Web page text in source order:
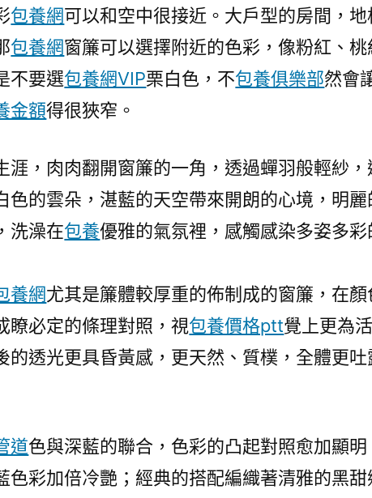
養
網
心
得
都
會
生
涯〉
包養網可以和空中很接近。大戶型的房間，地
包養網窗簾可以選擇附近的色彩，像粉紅、桃
不要選包養網VIP栗白色，不包養俱樂部然會
金額得很狹窄。
涯，肉肉翻開窗簾的一角，透過蟬羽般輕紗，
色的雲朵，湛藍的天空帶來開朗的心境，明麗
洗澡在包養優雅的氣氛裡，感觸感染多姿多彩
養網尤其是簾體較厚重的佈制成的窗簾，在顏
瞭必定的條理對照，視包養價格ptt覺上更為活
的透光更具昏黃感，更天然、質樸，全體更吐
道色與深藍的聯合，色彩的凸起對照愈加顯明
色彩加倍冷艷；經典的搭配編織著清雅的黑甜